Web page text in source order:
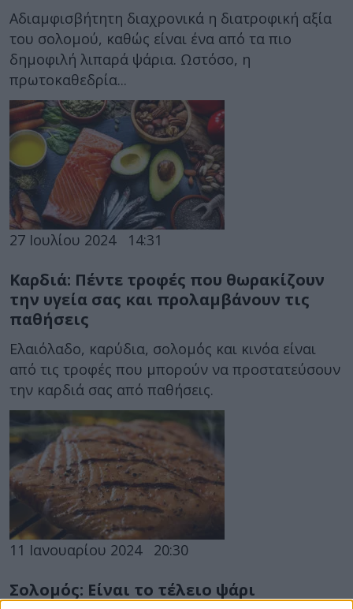
Αδιαμφισβήτητη διαχρονικά η διατροφική αξία
του σολομού, καθώς είναι ένα από τα πιο
δημοφιλή λιπαρά ψάρια. Ωστόσο, η
πρωτοκαθεδρία...
27 Ιουλίου 2024 14:31
Καρδιά: Πέντε τροφές που θωρακίζουν
την υγεία σας και προλαμβάνουν τις
παθήσεις
Ελαιόλαδο, καρύδια, σολομός και κινόα είναι
από τις τροφές που μπορούν να προστατεύσουν
την καρδιά σας από παθήσεις.
11 Ιανουαρίου 2024 20:30
Σολομός: Είναι το τέλειο ψάρι